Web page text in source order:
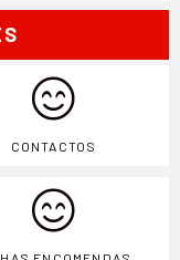
CONTACTOS